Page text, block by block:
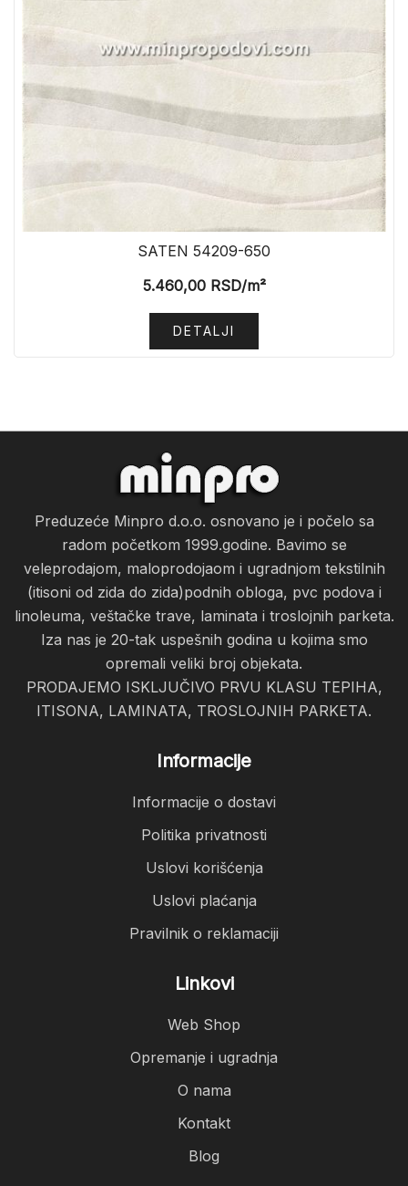
SATEN 54209-650
5.460,00RSD/m²
DETALJI
Preduzeće Minpro d.o.o. osnovano je i počelo sa
radom početkom 1999.godine. Bavimo se
veleprodajom, maloprodojaom i ugradnjom tekstilnih
(itisoni od zida do zida)podnih obloga, pvc podova i
linoleuma, veštačke trave, laminata i troslojnih parketa.
Iza nas je 20-tak uspešnih godina u kojima smo
opremali veliki broj objekata.
PRODAJEMO ISKLJUČIVO PRVU KLASU TEPIHA,
ITISONA, LAMINATA, TROSLOJNIH PARKETA.
Informacije
Informacije o dostavi
Politika privatnosti
Uslovi korišćenja
Uslovi plaćanja
Pravilnik o reklamaciji
Linkovi
Web Shop
Opremanje i ugradnja
O nama
Kontakt
Blog